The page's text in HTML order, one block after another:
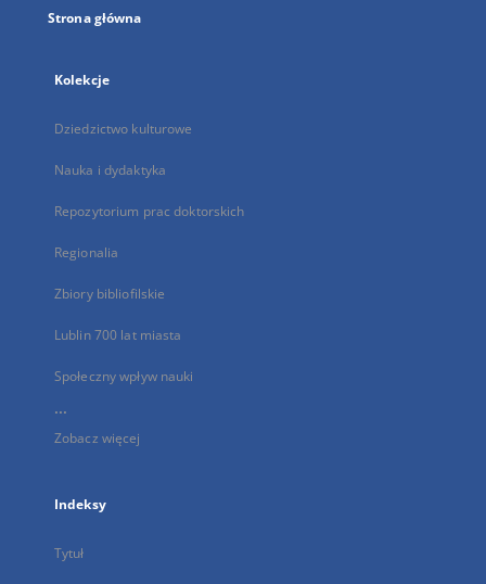
Strona główna
Kolekcje
Dziedzictwo kulturowe
Nauka i dydaktyka
Repozytorium prac doktorskich
Regionalia
Zbiory bibliofilskie
Lublin 700 lat miasta
Społeczny wpływ nauki
...
Zobacz więcej
Indeksy
Tytuł